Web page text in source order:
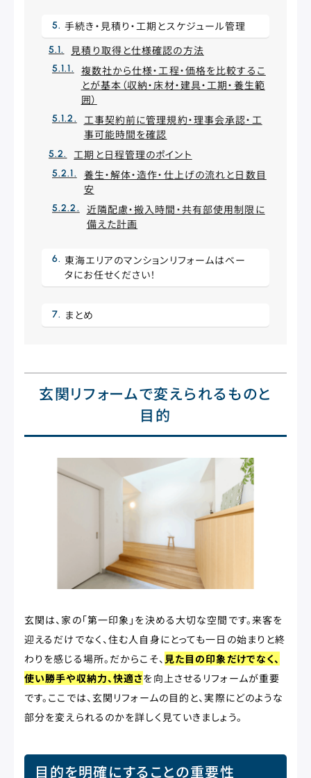
手続き・見積り・工期とスケジュール管理
見積り取得と仕様確認の方法
複数社から仕様・工程・価格を比較するこ
とが基本（収納・床材・建具・工期・養生範
囲）
工事契約前に管理規約・理事会承認・工
事可能時間を確認
工期と日程管理のポイント
養生・解体・造作・仕上げの流れと日数目
安
近隣配慮・搬入時間・共有部使用制限に
備えた計画
東海エリアのマンションリフォームはベー
タにお任せください！
まとめ
玄関リフォームで変えられるものと
目的
玄関は、家の「第一印象」を決める大切な空間です。来客を
迎えるだけでなく、住む人自身にとっても一日の始まりと終
わりを感じる場所。だからこそ、見た目の印象だけでなく、
使い勝手や収納力、快適さを向上させるリフォームが重要
です。ここでは、玄関リフォームの目的と、実際にどのような
部分を変えられるのかを詳しく見ていきましょう。
目的を明確にすることの重要性